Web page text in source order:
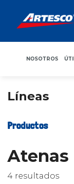
NOSOTROS
Líneas
Productos
Atenas
4 resultados